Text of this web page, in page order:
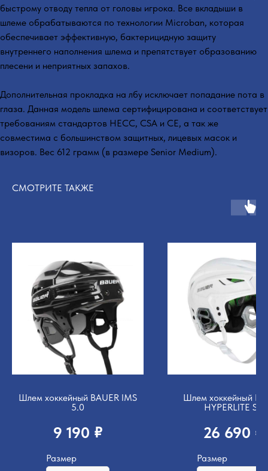
быстрому отводу тепла от головы игрока. Все вкладыши в
шлеме обрабатываются по технологии Microban, которая
обеспечивает эффективную, бактерицидную защиту
внутреннего наполнения шлема и препятствует образованию
плесени и неприятных запахов.
Дополнительная прокладка на лбу исключает попадание пота в
глаза. Данная модель шлема сертифицирована и соответствует
требованиям стандартов HECC, CSA и CE, а так же
совместима с большинством защитных, лицевых масок и
визоров. Вес 612 грамм (в размере Senior Medium).
СМОТРИТЕ ТАКЖЕ
Шлем хоккейный BAUER IMS
5.0
9 190 ₽
Размер
Шлем хоккейный
HYPERLITE SR
26 690 ₽
Размер